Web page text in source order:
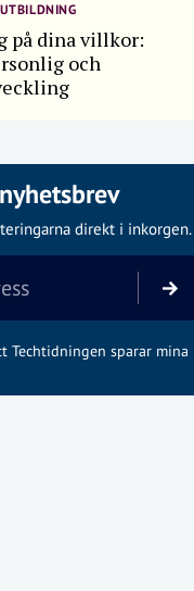
på dina villkor:
och
direkt i inkorgen.
Techtidningen sparar mina